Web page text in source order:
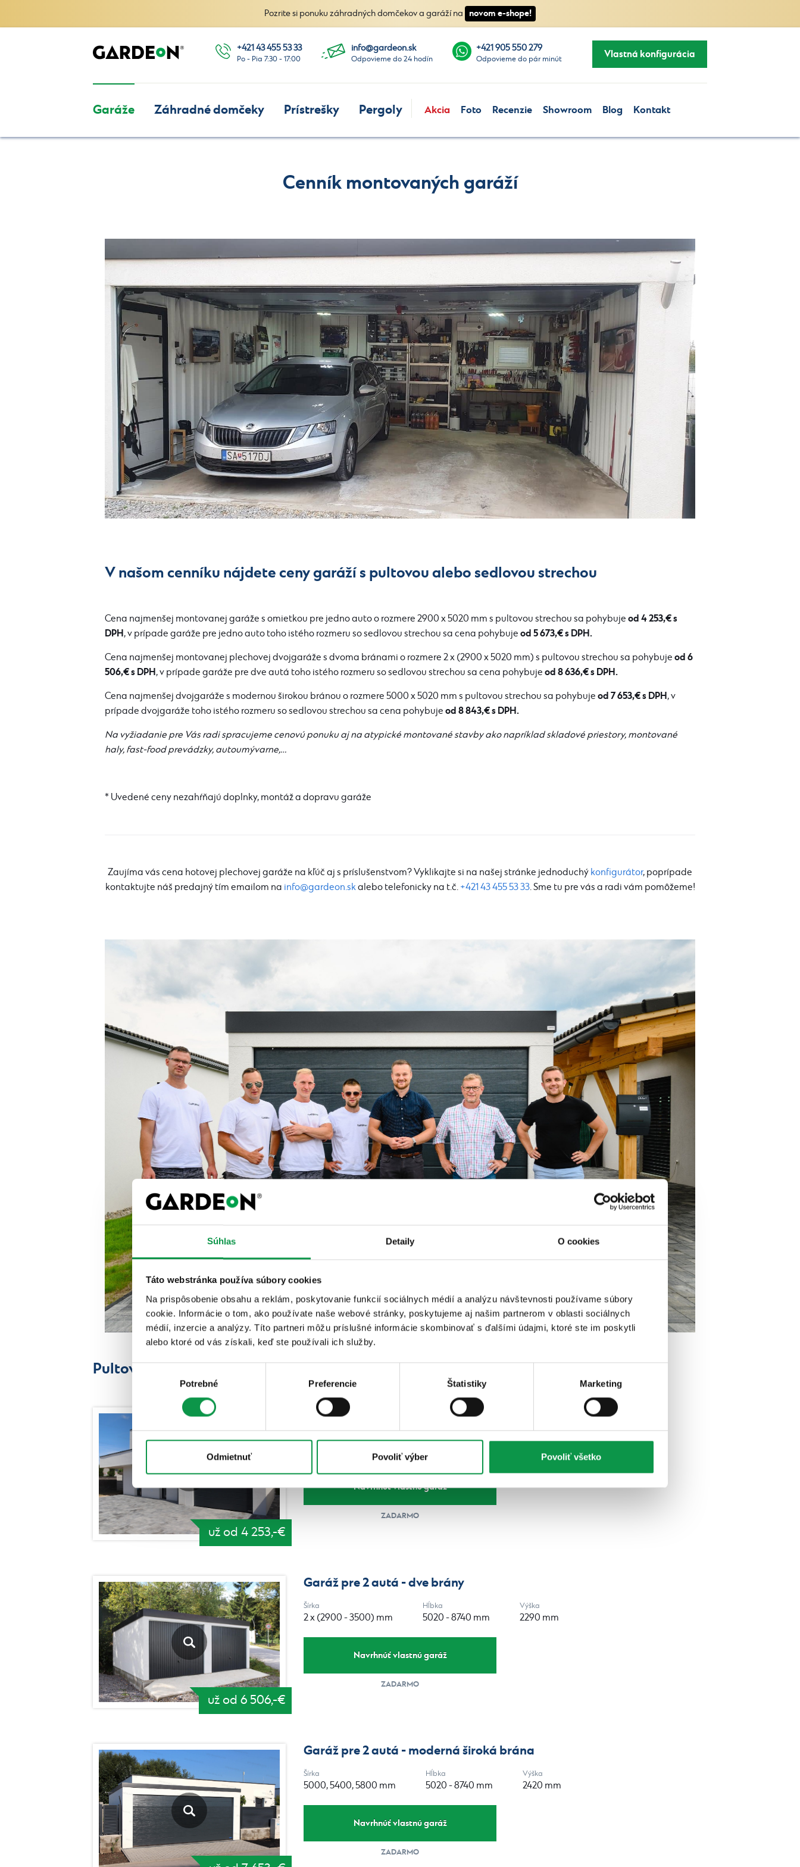
Súhlas Detaily O cookies
Táto webstránka používa súbory cookies
Na prispôsobenie obsahu a reklám, poskytovanie funkcií sociálnych médií a analýzu návštevnosti používame súbory
cookie. Informácie o tom, ako používate naše webové stránky, poskytujeme aj našim partnerom v oblasti sociálnych
médií, inzercie a analýzy. Títo partneri môžu príslušné informácie skombinovať s ďalšími údajmi, ktoré ste im poskytli
alebo ktoré od vás získali, keď ste používali ich služby.
Výber
Potrebné Preferencie Štatistiky Marketing
Odmietnuť Povoliť výber Povoliť všetko
Pozrite si ponuku záhradných domčekov a garáží na novom e-shope!
Vlastná konfigurácia
+421 43 455 53 33
Po - Pia 7:30 - 17:00
info@gardeon.sk
Odpovieme do 24 hodín
+421 905 550 279
Odpovieme do pár minút
Garáže Záhradné domčeky Prístrešky Pergoly Akcia Foto Recenzie Showroom Blog Kontakt
Cenník montovaných garáží
V našom cenníku nájdete ceny garáží s pultovou alebo sedlovou strechou
Cena najmenšej montovanej garáže s omietkou pre jedno auto o rozmere 2900 x 5020 mm s pultovou strechou sa pohybuje od 4 253,€ s
DPH, v prípade garáže pre jedno auto toho istého rozmeru so sedlovou strechou sa cena pohybuje od 5 673,€ s DPH.
Cena najmenšej montovanej plechovej dvojgaráže s dvoma bránami o rozmere 2 x (2900 x 5020 mm) s pultovou strechou sa pohybuje od 6
506,€ s DPH, v prípade garáže pre dve autá toho istého rozmeru so sedlovou strechou sa cena pohybuje od 8 636,€ s DPH.
Cena najmenšej dvojgaráže s modernou širokou bránou o rozmere 5000 x 5020 mm s pultovou strechou sa pohybuje od 7 653,€ s DPH, v
prípade dvojgaráže toho istého rozmeru so sedlovou strechou sa cena pohybuje od 8 843,€ s DPH.
Na vyžiadanie pre Vás radi spracujeme cenovú ponuku aj na atypické montované stavby ako napríklad skladové priestory, montované
haly, fast-food prevádzky, autoumývarne,…
* Uvedené ceny nezahŕňajú doplnky, montáž a dopravu garáže
Zaujíma vás cena hotovej plechovej garáže na kľúč aj s príslušenstvom? Vyklikajte si na našej stránke jednoduchý konfigurátor, poprípade
kontaktujte náš predajný tím emailom na info@gardeon.skalebo telefonicky na t.č. +421 43 455 53 33. Sme tu pre vás a radi vám pomôžeme!
Pultová strecha
už od 4 253,-€
Garáž pre jedno auto
Navrhnúť vlastnú garáž
ZADARMO
už od 6 506,-€
Garáž pre 2 autá - dve brány
Šírka Hĺbka Výška
2 x (2900 - 3500) mm 5020 - 8740 mm 2290 mm
Navrhnúť vlastnú garáž
ZADARMO
Garáž pre 2 autá - moderná široká brána
Šírka Hĺbka Výška
5000, 5400, 5800 mm 5020 - 8740 mm 2420 mm
Navrhnúť vlastnú garáž
ZADARMO